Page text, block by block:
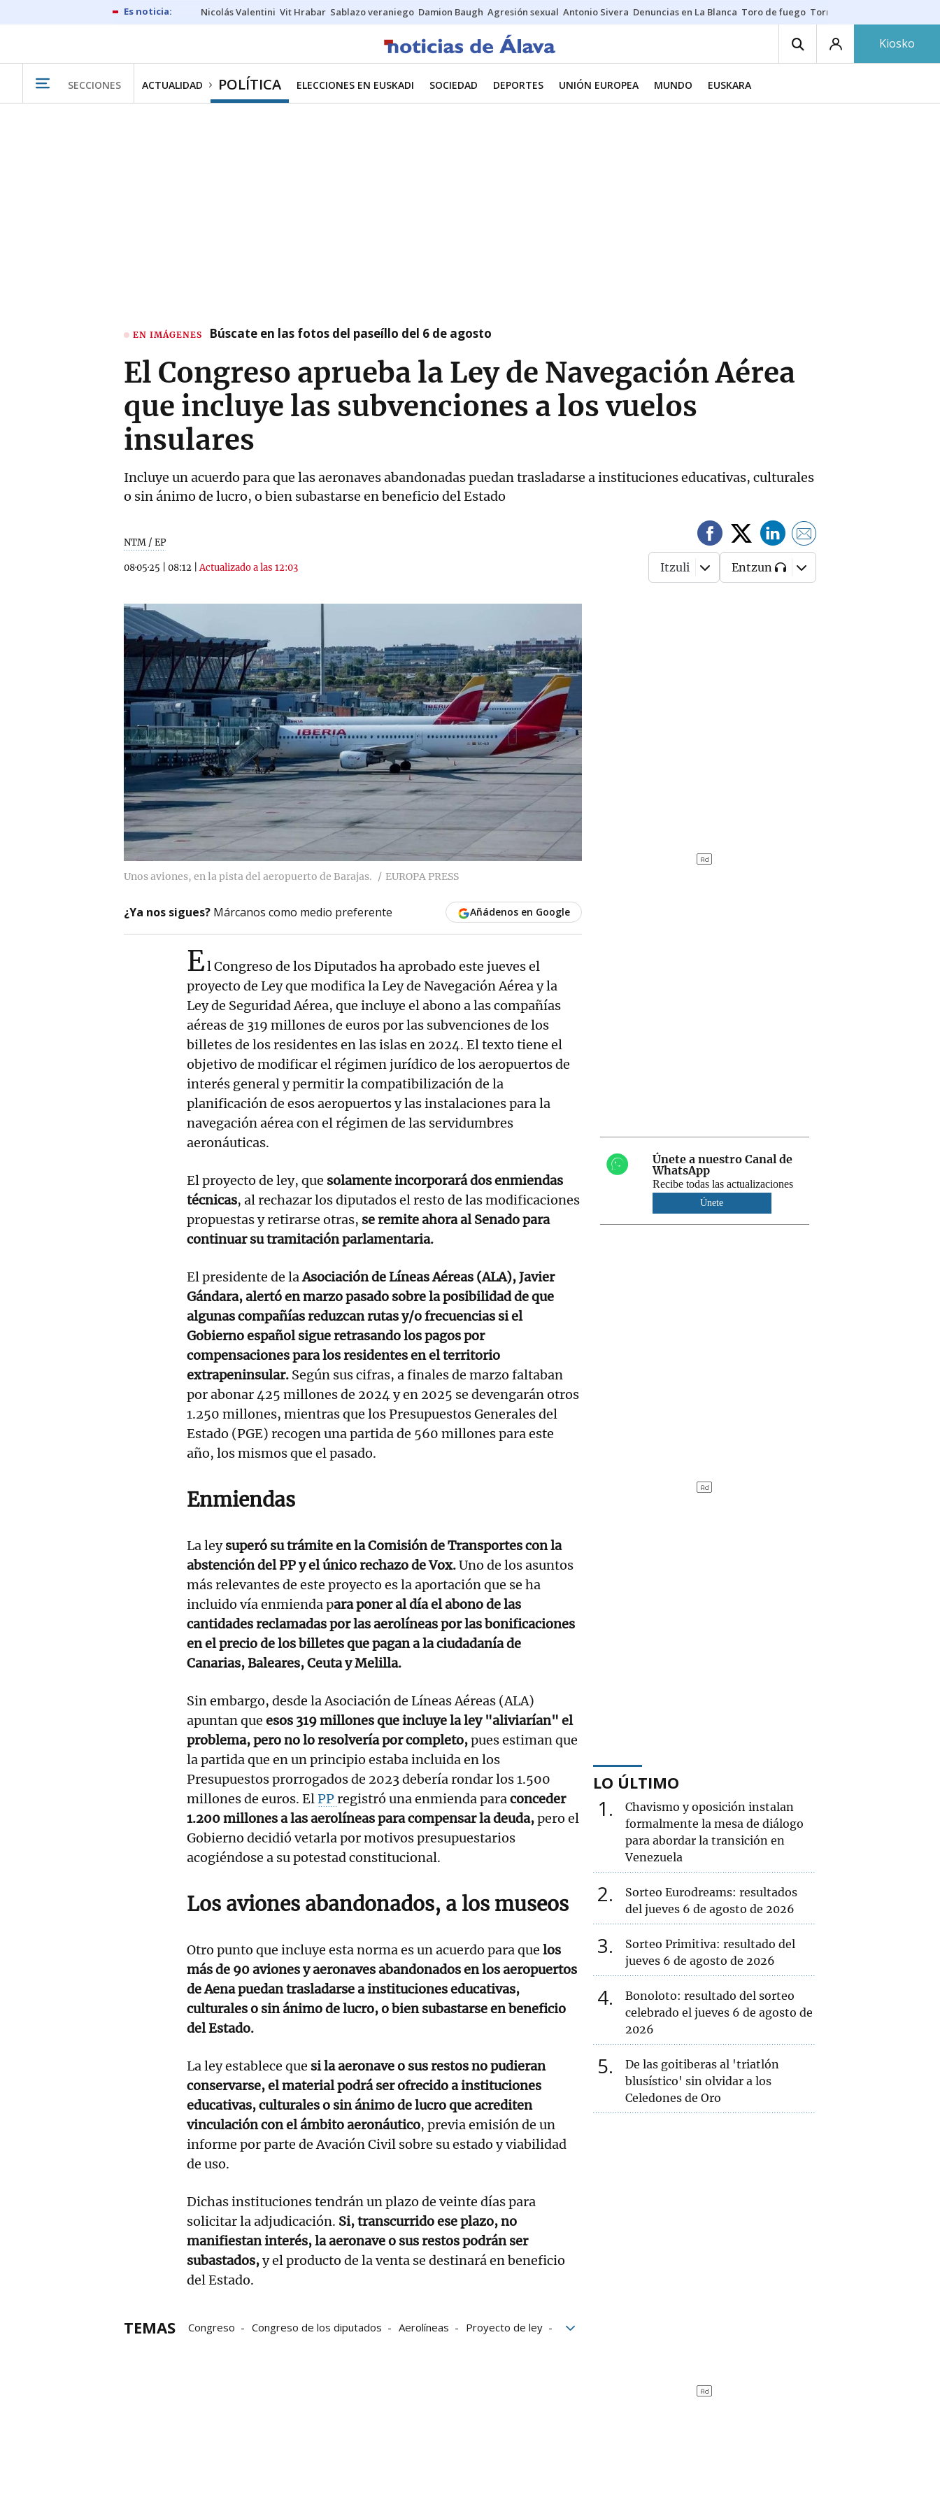
Nicolás Valentini Vit Hrabar Sablazo veraniego Damion Baugh Agresión sexual Antonio Sivera Denuncias en La Blanca Toro de fuego Tornike Shengelia
Kiosko
SECCIONES ACTUALIDAD POLÍTICA ELECCIONES EN EUSKADI SOCIEDAD DEPORTES UNIÓN EUROPEA MUNDO EUSKARA
EN IMÁGENES Búscate en las fotos del paseíllo del 6 de agosto
El Congreso aprueba la Ley de Navegación Aérea
que incluye las subvenciones a los vuelos
insulares
Incluye un acuerdo para que las aeronaves abandonadas puedan trasladarse a instituciones educativas, culturales
o sin ánimo de lucro, o bien subastarse en beneficio del Estado
NTM / EP
08·05·25 08:12 |Actualizado a las 12:03 Itzuli Entzun
Unos aviones, en la pista del aeropuerto de Barajas. EUROPA PRESS
¿Ya nos sigues? Márcanos como medio preferente Añádenos en Google
El Congreso de los Diputados ha aprobado este jueves el
proyecto de Ley que modifica la Ley de Navegación Aérea y la
Ley de Seguridad Aérea, que incluye el abono a las compañías
aéreas de 319 millones de euros por las subvenciones de los
billetes de los residentes en las islas en 2024. El texto tiene el
objetivo de modificar el régimen jurídico de los aeropuertos de
interés general y permitir la compatibilización de la
planificación de esos aeropuertos y las instalaciones para la
navegación aérea con el régimen de las servidumbres
aeronáuticas.
El proyecto de ley, que solamente incorporará dos enmiendas
técnicas, al rechazar los diputados el resto de las modificaciones
propuestas y retirarse otras, se remite ahora al Senado para
continuar su tramitación parlamentaria.
El presidente de laAsociación de Líneas Aéreas (ALA), Javier
Gándara, alertó en marzo pasado sobre la posibilidad de que
algunas compañías reduzcan rutas y/o frecuencias si el
Gobierno español sigue retrasando los pagos por
compensaciones para los residentes en el territorio
extrapeninsular. Según sus cifras, a finales de marzo faltaban
por abonar 425 millones de 2024 y en 2025 se devengarán otros
1.250 millones, mientras que los Presupuestos Generales del
Estado (PGE) recogen una partida de 560 millones para este
año, los mismos que el pasado.
Enmiendas
La leysuperó su trámite en la Comisión de Transportes con la
abstención del PP y el único rechazo de Vox.Uno de los asuntos
más relevantes de este proyecto es la aportación que se ha
incluido vía enmienda para poner al día el abono de las
cantidades reclamadas por las aerolíneas por las bonificaciones
en el precio de los billetes que pagan a la ciudadanía de
Canarias, Baleares, Ceuta y Melilla.
Sin embargo, desde la Asociación de Líneas Aéreas (ALA)
apuntan que esos 319 millones que incluye la ley "aliviarían" el
problema, pero no lo resolvería por completo,pues estiman que
la partida que en un principio estaba incluida en los
Presupuestos prorrogados de 2023 debería rondar los 1.500
millones de euros. ElPPregistró una enmienda paraconceder
1.200 millones a las aerolíneas para compensar la deuda,pero el
Gobierno decidió vetarla por motivos presupuestarios
acogiéndose a su potestad constitucional.
Los aviones abandonados, a los museos
Otro punto que incluye esta norma es un acuerdo para que los
más de 90 aviones y aeronaves abandonados en los aeropuertos
de Aena puedan trasladarse a instituciones educativas,
culturales o sin ánimo de lucro, o bien subastarse en beneficio
del Estado.
La ley establece que si la aeronave o sus restos no pudieran
conservarse, el material podrá ser ofrecido a instituciones
educativas, culturales o sin ánimo de lucro que acrediten
vinculación con el ámbito aeronáutico, previa emisión de un
informe por parte de Avación Civil sobre su estado y viabilidad
de uso.
Dichas instituciones tendrán un plazo de veinte días para
solicitar la adjudicación. Si, transcurrido ese plazo, no
manifiestan interés, la aeronave o sus restos podrán ser
subastados,y el producto de la venta se destinará en beneficio
del Estado.
TEMAS Congreso Congreso de los diputados Aerolíneas
Proyecto de ley
Únete a nuestro Canal de
WhatsApp
Recibe todas las actualizaciones
Únete
LO ÚLTIMO
1
Chavismo y oposición instalan
formalmente la mesa de diálogo
para abordar la transición en
Venezuela
2
Sorteo Eurodreams: resultados
del jueves 6 de agosto de 2026
3
Sorteo Primitiva: resultado del
jueves 6 de agosto de 2026
4
Bonoloto: resultado del sorteo
celebrado el jueves 6 de agosto de
2026
5
De las goitiberas al 'triatlón
blusístico' sin olvidar a los
Celedones de Oro